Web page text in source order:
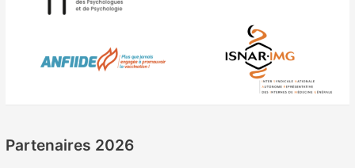
Partenaires 2026